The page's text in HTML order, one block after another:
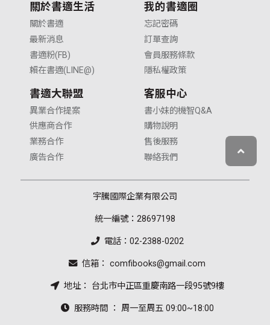
關於書適生活
關於書適
最新消息
書適粉(FB)
賴在書適(LINE@)
我的書適圈
忘記密碼
訂單查詢
會員服務條款
隱私權政策
書適大聯盟
異業合作提案
供應商合作
業務合作
廣告合作
客服中心
書小妹的機智Q&A
購物說明
售後服務
聯絡我們
宇騰國際企業有限公司
統一編號：28697198
電話：02-2388-0202
信箱： comfibooks@gmail.com
地址： 台北市中正區重慶南路一段95號9樓
服務時間 ： 周一至周五 09:00~18:00